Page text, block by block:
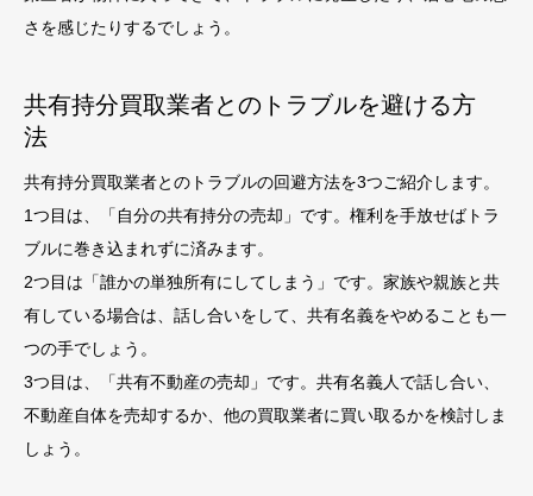
さを感じたりするでしょう。
共有持分買取業者とのトラブルを避ける方
法
共有持分買取業者とのトラブルの回避方法を3つご紹介します。
1つ目は、「自分の共有持分の売却」です。権利を手放せばトラ
ブルに巻き込まれずに済みます。
2つ目は「誰かの単独所有にしてしまう」です。家族や親族と共
有している場合は、話し合いをして、共有名義をやめることも一
つの手でしょう。
3つ目は、「共有不動産の売却」です。共有名義人で話し合い、
不動産自体を売却するか、他の買取業者に買い取るかを検討しま
しょう。